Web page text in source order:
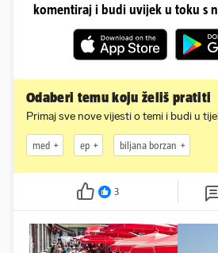
komentiraj i budi uvijek u toku s
Odaberi temu koju želiš pratiti
Primaj sve nove vijesti o temi i budi u
med ep biljana borzan
3